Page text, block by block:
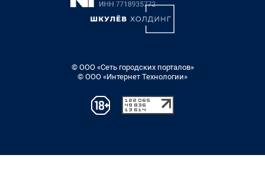
© ООО «Сеть городских порталов»
© ООО «Интернет Технологии»